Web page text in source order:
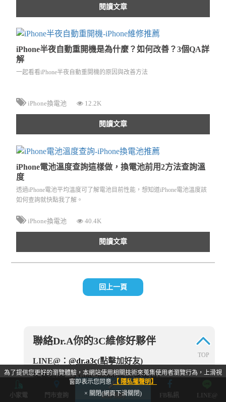
閱讀文章
iPhone半夜自動重開機是為什麼？如何改善？3個QA詳
解
一起看看iPhone半夜自動重開機的原因與改善方法
iPhone換電池 12.2K
閱讀文章
iPhone電池溫度查詢這樣做，換電池前用2方法查詢溫
度
透過iPhone電池平均溫度可了解電池目前性能，想知道iPhone電池溫度該
如何查詢就快點我了解。
iPhone換電池 40.4K
閱讀文章
回上一頁
聯絡Dr.A你的3C維修好夥伴
LINE@：@dr.a3c(點擊加好友)
服務時間：11:00~20:00(周一至周日)
信箱：dr.a3capple@gmail.com(點擊發信)
小家電 門市查詢 立即預約 FB私訊 LINE@
為了提供您更好的瀏覽體驗，本網站使用相關技術來蒐集使用者瀏覽行為，上滑視
窗即表示您同意 【 隱私權聲明】
× 關閉(網頁下滑關閉)
TOP